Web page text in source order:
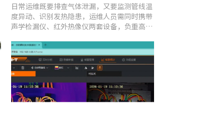
日常运维既要排查气体泄漏，又要监测管线温
度异动、识别发热隐患，运维人员需同时携带
声学检漏仪、红外热像仪两套设备，负重高、